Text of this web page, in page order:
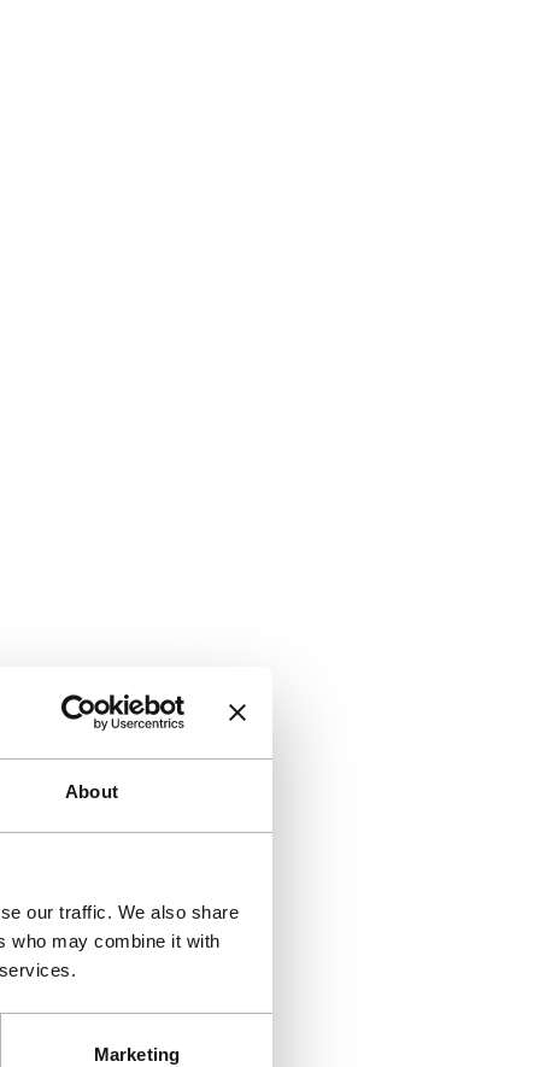
About
our traffic. We also share
who may combine it with
Marketing